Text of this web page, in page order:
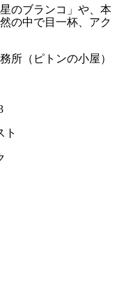
のブランコ」や、本
の中で目一杯、アク
所（ピトンの小屋）
ト